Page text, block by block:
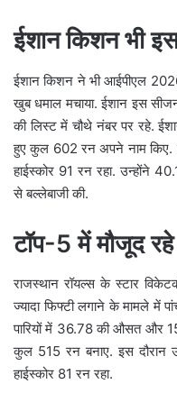
ईशान किशन भी
ईशान किशन ने भी आईपीएल
खुब धमाल मचाया. ईशान इस
की लिस्ट में चौथे नंबर पर रहे.
हुए कुल 602 रन अपने नाम किए.
हाईस्कोर 91 रन रहा. उन्होंने
से बल्लेबाजी की.
टॉप-5 में मौजूद
राजस्थान रॉयल्स के स्टार
ज्यादा फिफ्टी लगाने के मामले में
पारियों में 36.78 की औसत और
कुल 515 रन बनाए. इस
हाईस्कोर 81 रन रहा.